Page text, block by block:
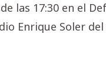
las 17:30 en el
Enrique Soler